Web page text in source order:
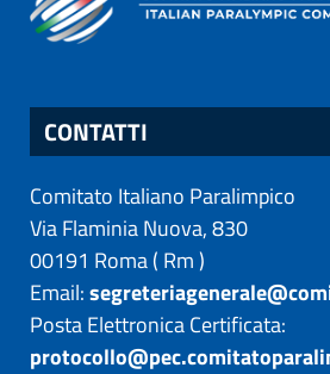
CONTATTI
Comitato Italiano Paralimpico
Via Flaminia Nuova, 830
00191 Roma( Rm)
Email:
Posta Elettronica Certificata: